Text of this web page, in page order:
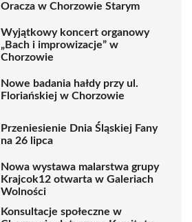
Oracza w Chorzowie Starym
Wyjątkowy koncert organowy
„Bach i improwizacje” w
Chorzowie
Nowe badania hałdy przy ul.
Floriańskiej w Chorzowie
Przeniesienie Dnia Śląskiej Fany
na 26 lipca
Nowa wystawa malarstwa grupy
Krajcok12 otwarta w Galeriach
Wolności
Konsultacje społeczne w